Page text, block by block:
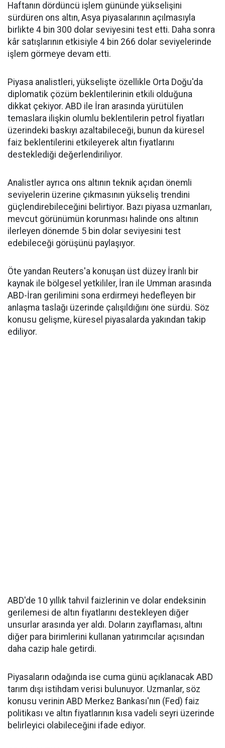
Haftanın dördüncü işlem gününde yükselişini
sürdüren ons altın, Asya piyasalarının açılmasıyla
birlikte 4 bin 300 dolar seviyesini test etti. Daha sonra
kâr satışlarının etkisiyle 4 bin 266 dolar seviyelerinde
işlem görmeye devam etti.
Piyasa analistleri, yükselişte özellikle Orta Doğu'da
diplomatik çözüm beklentilerinin etkili olduğuna
dikkat çekiyor. ABD ile İran arasında yürütülen
temaslara ilişkin olumlu beklentilerin petrol fiyatları
üzerindeki baskıyı azaltabileceği, bunun da küresel
faiz beklentilerini etkileyerek altın fiyatlarını
desteklediği değerlendiriliyor.
Analistler ayrıca ons altının teknik açıdan önemli
seviyelerin üzerine çıkmasının yükseliş trendini
güçlendirebileceğini belirtiyor. Bazı piyasa uzmanları,
mevcut görünümün korunması halinde ons altının
ilerleyen dönemde 5 bin dolar seviyesini test
edebileceği görüşünü paylaşıyor.
Öte yandan Reuters'a konuşan üst düzey İranlı bir
kaynak ile bölgesel yetkililer, İran ile Umman arasında
ABD-İran gerilimini sona erdirmeyi hedefleyen bir
anlaşma taslağı üzerinde çalışıldığını öne sürdü. Söz
konusu gelişme, küresel piyasalarda yakından takip
ediliyor.
ABD'de 10 yıllık tahvil faizlerinin ve dolar endeksinin
gerilemesi de altın fiyatlarını destekleyen diğer
unsurlar arasında yer aldı. Doların zayıflaması, altını
diğer para birimlerini kullanan yatırımcılar açısından
daha cazip hale getirdi.
Piyasaların odağında ise cuma günü açıklanacak ABD
tarım dışı istihdam verisi bulunuyor. Uzmanlar, söz
konusu verinin ABD Merkez Bankası'nın (Fed) faiz
politikası ve altın fiyatlarının kısa vadeli seyri üzerinde
belirleyici olabileceğini ifade ediyor.